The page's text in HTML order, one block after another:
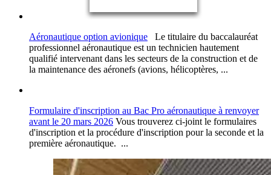
Aéronautique option avionique
Le titulaire du baccalauréat
professionnel aéronautique est un technicien hautement
qualifié intervenant dans les secteurs de la construction et de
la maintenance des aéronefs (avions, hélicoptères, ...
Formulaire d'inscription au Bac Pro aéronautique à renvoyer
avant le 20 mars 2026 Vous trouverez ci-joint le formulaires
d'inscription et la procédure d'inscription pour la seconde et la
première aéronautique. ...